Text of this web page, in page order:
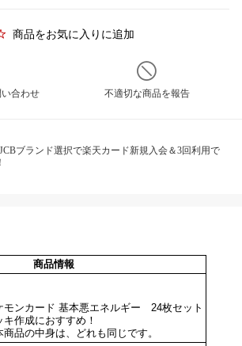
商品をお気に入りに追加
合わせ 不適切な商品を報告
ブランド選択で楽天カード新規入会＆3回利用で
商品情報
モンカード 基本悪エネルギー 24枚セット
キ作成におすすめ！
品の中身は、どれも同じです。